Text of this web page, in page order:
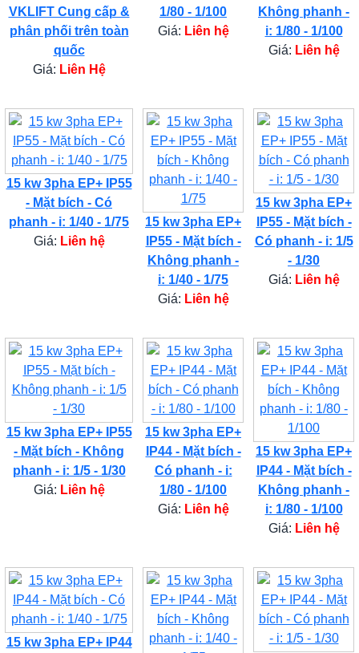
VKLIFT Cung cấp &
phân phối trên toàn
quốc
Giá: Liên Hệ
1/80 - 1/100
Giá: Liên hệ
Không phanh -
i: 1/80 - 1/100
Giá: Liên hệ
15 kw 3pha EP+ IP55
- Mặt bích - Có
phanh - i: 1/40 - 1/75
Giá: Liên hệ
15 kw 3pha EP+
IP55 - Mặt bích -
Không phanh -
i: 1/40 - 1/75
Giá: Liên hệ
15 kw 3pha EP+
IP55 - Mặt bích -
Có phanh - i: 1/5
- 1/30
Giá: Liên hệ
15 kw 3pha EP+ IP55
- Mặt bích - Không
phanh - i: 1/5 - 1/30
Giá: Liên hệ
15 kw 3pha EP+
IP44 - Mặt bích -
Có phanh - i:
1/80 - 1/100
Giá: Liên hệ
15 kw 3pha EP+
IP44 - Mặt bích -
Không phanh -
i: 1/80 - 1/100
Giá: Liên hệ
15 kw 3pha EP+ IP44